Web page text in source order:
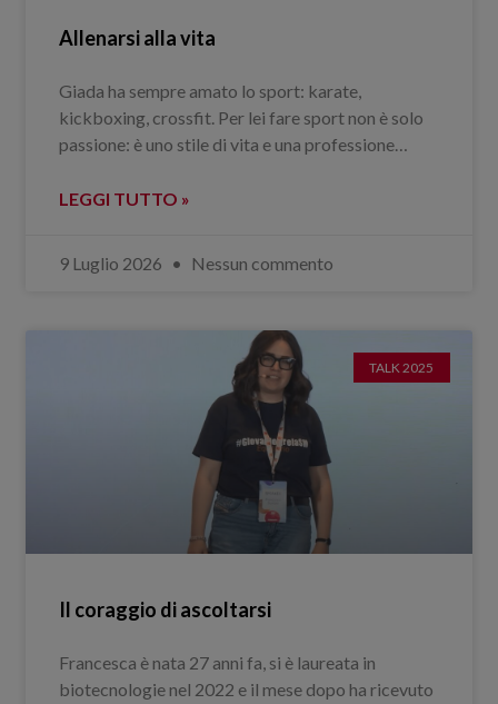
Allenarsi alla vita
Giada ha sempre amato lo sport: karate,
kickboxing, crossfit. Per lei fare sport non è solo
passione: è uno stile di vita e una professione…
LEGGI TUTTO »
9 Luglio 2026 Nessun commento
TALK 2025
Il coraggio di ascoltarsi
Francesca è nata 27 anni fa, si è laureata in
biotecnologie nel 2022 e il mese dopo ha ricevuto